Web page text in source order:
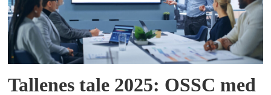
Tallenes tale 2025: OSSC med